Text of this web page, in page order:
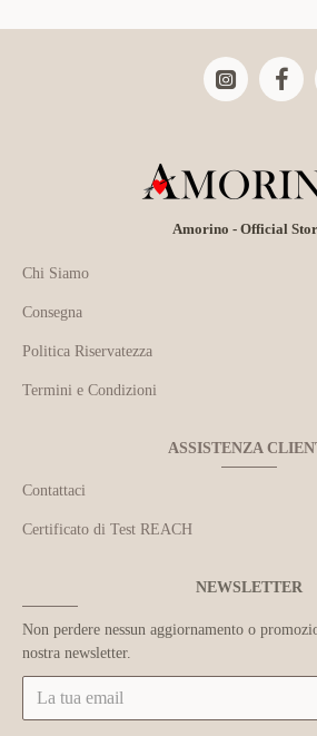
Amorino - Official
Chi Siamo
Consegna
Politica Riservatezza
Termini e Condizioni
ASSISTENZA
Contattaci
Certificato di Test REACH
NEWSLETTER
Non perdere nessun aggiornamento o
nostra newsletter.